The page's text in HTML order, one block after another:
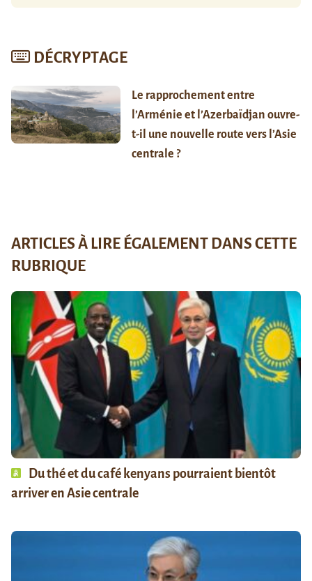
DÉCRYPTAGE
Le rapprochement entre
l’Arménie et l’Azerbaïdjan ouvre-
t-il une nouvelle route vers l’Asie
centrale ?
ARTICLES À LIRE ÉGALEMENT DANS CETTE
RUBRIQUE
Du thé et du café kenyans pourraient bientôt
arriver en Asie centrale